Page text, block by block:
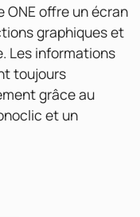
offre un écran
graphiques et
Les informations
toujours
grâce au
et un